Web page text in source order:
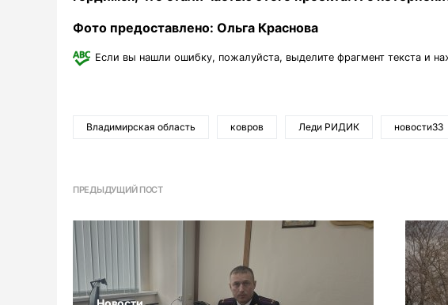
Фото предоставлено: Ольга Краснова
Если вы нашли ошибку, пожалуйста, выделите фрагмент текста и
Владимирская область ковров Леди РИДИК новости33
ПРЕДЫДУЩИЙ ПОСТ